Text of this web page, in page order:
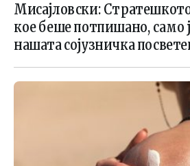
Мисајловски:
кое беше потпишано, само
нашата сојузничка